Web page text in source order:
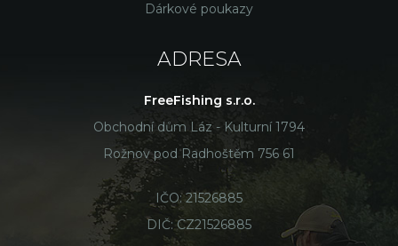
Dárkové poukazy
ADRESA
FreeFishing s.r.o.
Obchodní dům Láz - Kulturní 1794
Rožnov pod Radhoštěm 756 61
IČO: 21526885
DIČ: CZ21526885